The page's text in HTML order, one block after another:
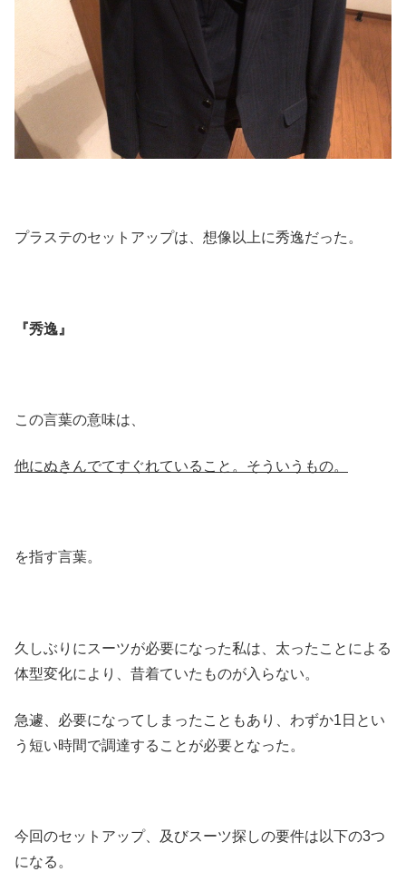
プラステのセットアップは、想像以上に秀逸だった。
『秀逸』
この言葉の意味は、
他にぬきんでてすぐれていること。そういうもの。
を指す言葉。
久しぶりにスーツが必要になった私は、太ったことによる
体型変化により、昔着ていたものが入らない。
急遽、必要になってしまったこともあり、わずか1日とい
う短い時間で調達することが必要となった。
今回のセットアップ、及びスーツ探しの要件は以下の3つ
になる。